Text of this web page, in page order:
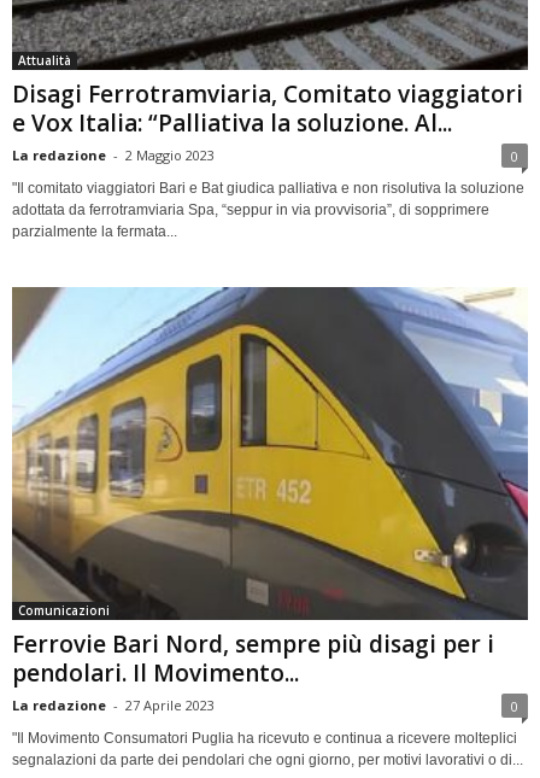
Attualità
Disagi Ferrotramviaria, Comitato viaggiatori
e Vox Italia: “Palliativa la soluzione. Al...
La redazione - 2 Maggio 2023 0
"Il comitato viaggiatori Bari e Bat giudica palliativa e non risolutiva la soluzione
adottata da ferrotramviaria Spa, “seppur in via provvisoria”, di sopprimere
parzialmente la fermata...
Comunicazioni
Ferrovie Bari Nord, sempre più disagi per i
pendolari. Il Movimento...
La redazione - 27 Aprile 2023 0
"Il Movimento Consumatori Puglia ha ricevuto e continua a ricevere molteplici
segnalazioni da parte dei pendolari che ogni giorno, per motivi lavorativi o di...